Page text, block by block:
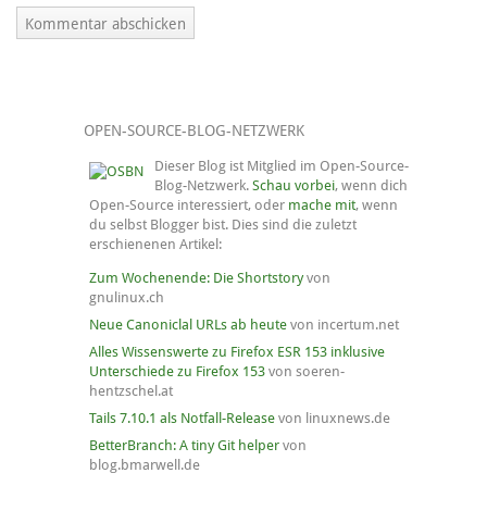
OPEN-SOURCE-BLOG-NETZWERK
Dieser Blog ist Mitglied im Open-Source-
Blog-Netzwerk. Schau vorbei, wenn dich
Open-Source interessiert, oder mache mit, wenn
du selbst Blogger bist. Dies sind die zuletzt
erschienenen Artikel:
Zum Wochenende: Die Shortstoryvon
gnulinux.ch
Neue Canoniclal URLs ab heutevon incertum.net
Alles Wissenswerte zu Firefox ESR 153 inklusive
Unterschiede zu Firefox 153von soeren-
hentzschel.at
Tails 7.10.1 als Notfall-Releasevon linuxnews.de
BetterBranch: A tiny Git helpervon
blog.bmarwell.de